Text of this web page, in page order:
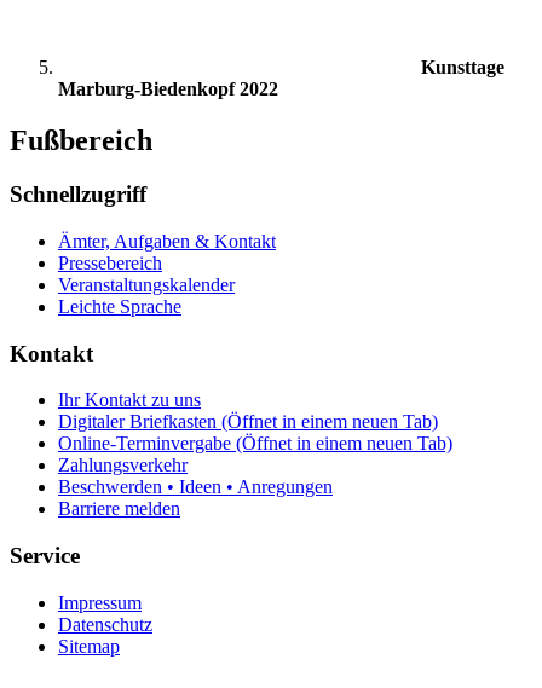
Kunsttage
Marburg-Biedenkopf 2022
Fußbereich
Schnellzugriff
Ämter, Aufgaben & Kontakt
Pressebereich
Veranstaltungskalender
Leichte Sprache
Kontakt
Ihr Kontakt zu uns
Digitaler Briefkasten (Öffnet in einem neuen Tab)
Online-Terminvergabe (Öffnet in einem neuen Tab)
Zahlungsverkehr
Beschwerden • Ideen • Anregungen
Barriere melden
Service
Impressum
Datenschutz
Sitemap